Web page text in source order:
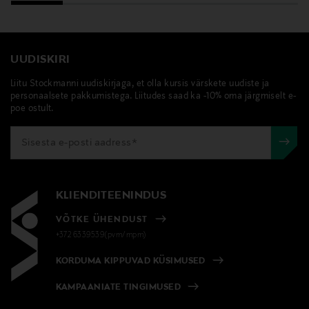
UUDISKIRI
Liitu Stockmanni uudiskirjaga, et olla kursis värskete uudiste ja
personaalsete pakkumistega. Liitudes saad ka -10% oma järgmiselt e-
poe ostult.
KLIENDITEENINDUS
VÕTKE ÜHENDUST
+372 6339539(pvm/mpm)
KORDUMA KIPPUVAD KÜSIMUSED
KAMPAANIATE TINGIMUSED